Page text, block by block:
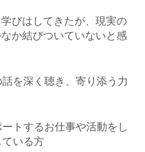
びはしてきたが、現実の
か結びついていないと感
を深く聴き、寄り添う力
トするお仕事や活動をし
いる方